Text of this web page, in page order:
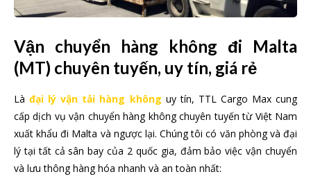
Vận chuyển hàng không đi Malta
(MT) chuyên tuyến, uy tín, giá rẻ
Làđại lý vận tải hàng không uy tín, TTL Cargo Max cung
cấp dịch vụ vận chuyển hàng không chuyên tuyến từ Việt Nam
xuất khẩu đi Malta và ngược lại. Chúng tôi có văn phòng và đại
lý tại tất cả sân bay của 2 quốc gia, đảm bảo việc vận chuyển
và lưu thông hàng hóa nhanh và an toàn nhất: